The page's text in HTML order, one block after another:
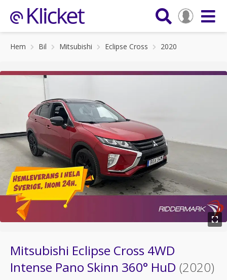
Hem Bil Mitsubishi Eclipse Cross 2020
Mitsubishi Eclipse Cross 4WD
Intense Pano Skinn 360° HuD (2020)